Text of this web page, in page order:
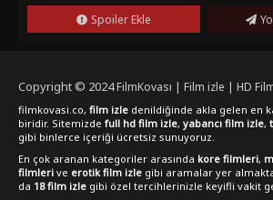
dikkat çekiyor.Eğer "Kısmet, Sevgilim: İlk
istiyorsanız, filmKovası sitesinde bu
bir film keyfi vaat ediyor. Romantik ve
çıkmak isteyen izleyiciler için "Kısmet,
anlamıyla bir başyapıt niteliğinde.
Spoiler Ekle
Copyright © 2024FilmKovası | Film izle | HD
filmkovasi.co, film izle denildiğinde akla gelen en
biridir. Sitemizde full hd film izle, yabancı film izle,
gibi binlerce içeriği ücretsiz sunuyoruz.
En çok aranan kategoriler arasında kore filmleri,
filmleri ve erotik film izle gibi aramalar yer
da 18 film izle gibi özel tercihlerinizle keyifli vakit